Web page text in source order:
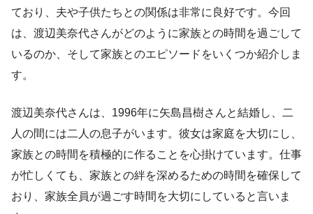
ており、夫や子供たちとの関係は非常に良好です。今回
は、渡辺美奈代さんがどのように家族との時間を過ごして
いるのか、そして家族とのエピソードをいくつか紹介しま
す。
渡辺美奈代さんは、1996年に矢島昌樹さんと結婚し、二
人の間には二人の息子がいます。彼女は家庭を大切にし、
家族との時間を積極的に作ることを心掛けています。仕事
が忙しくても、家族との絆を深めるための時間を確保して
おり、家族全員が過ごす時間を大切にしていると言いま